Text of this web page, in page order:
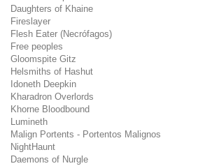
Daughters of Khaine
Fireslayer
Flesh Eater (Necrófagos)
Free peoples
Gloomspite Gitz
Helsmiths of Hashut
Idoneth Deepkin
Kharadron Overlords
Khorne Bloodbound
Lumineth
Malign Portents - Portentos Malignos
NightHaunt
Daemons of Nurgle